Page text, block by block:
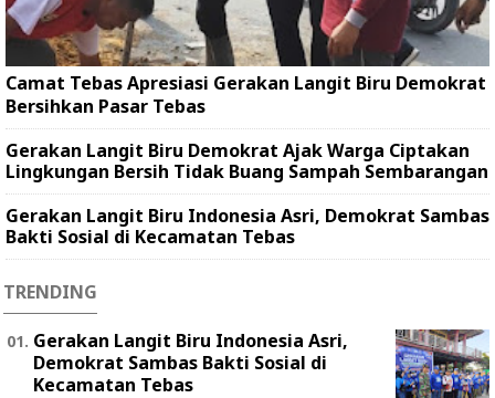
Camat Tebas Apresiasi Gerakan Langit Biru Demokrat
Bersihkan Pasar Tebas
Gerakan Langit Biru Demokrat Ajak Warga Ciptakan
Lingkungan Bersih Tidak Buang Sampah Sembarangan
Gerakan Langit Biru Indonesia Asri, Demokrat Sambas
Bakti Sosial di Kecamatan Tebas
TRENDING
Gerakan Langit Biru Indonesia Asri,
Demokrat Sambas Bakti Sosial di
Kecamatan Tebas